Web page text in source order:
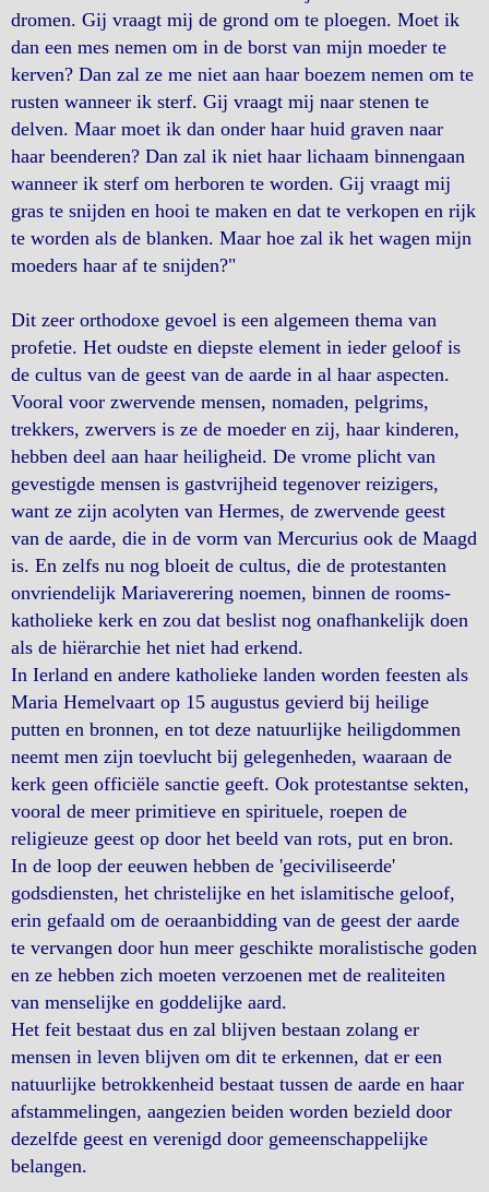
dromen. Gij vraagt mij de grond om te ploegen. Moet ik
dan een mes nemen om in de borst van mijn moeder te
kerven? Dan zal ze me niet aan haar boezem nemen om te
rusten wanneer ik sterf. Gij vraagt mij naar stenen te
delven. Maar moet ik dan onder haar huid graven naar
haar beenderen? Dan zal ik niet haar lichaam binnengaan
wanneer ik sterf om herboren te worden. Gij vraagt mij
gras te snijden en hooi te maken en dat te verkopen en rijk
te worden als de blanken. Maar hoe zal ik het wagen mijn
moeders haar af te snijden?"
Dit zeer orthodoxe gevoel is een algemeen thema van
profetie. Het oudste en diepste element in ieder geloof is
de cultus van de geest van de aarde in al haar aspecten.
Vooral voor zwervende mensen, nomaden, pelgrims,
trekkers, zwervers is ze de moeder en zij, haar kinderen,
hebben deel aan haar heiligheid. De vrome plicht van
gevestigde mensen is gastvrijheid tegenover reizigers,
want ze zijn acolyten van Hermes, de zwervende geest
van de aarde, die in de vorm van Mercurius ook de Maagd
is. En zelfs nu nog bloeit de cultus, die de protestanten
onvriendelijk Mariaverering noemen, binnen de rooms-
katholieke kerk en zou dat beslist nog onafhankelijk doen
als de hiërarchie het niet had erkend.
In Ierland en andere katholieke landen worden feesten als
Maria Hemelvaart op 15 augustus gevierd bij heilige
putten en bronnen, en tot deze natuurlijke heiligdommen
neemt men zijn toevlucht bij gelegenheden, waaraan de
kerk geen officiële sanctie geeft. Ook protestantse sekten,
vooral de meer primitieve en spirituele, roepen de
religieuze geest op door het beeld van rots, put en bron.
In de loop der eeuwen hebben de 'geciviliseerde'
godsdiensten, het christelijke en het islamitische geloof,
erin gefaald om de oeraanbidding van de geest der aarde
te vervangen door hun meer geschikte moralistische goden
en ze hebben zich moeten verzoenen met de realiteiten
van menselijke en goddelijke aard.
Het feit bestaat dus en zal blijven bestaan zolang er
mensen in leven blijven om dit te erkennen, dat er een
natuurlijke betrokkenheid bestaat tussen de aarde en haar
afstammelingen, aangezien beiden worden bezield door
dezelfde geest en verenigd door gemeenschappelijke
belangen.